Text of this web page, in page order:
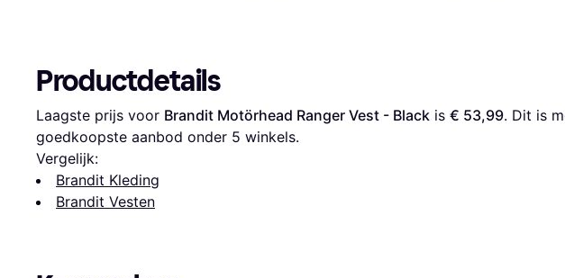
Productdetails
Laagste prijs voor Brandit Motörhead Ranger Vest - Black is € 53,99. Dit is
goedkoopste aanbod onder 5 winkels.
Vergelijk:
Brandit Kleding
Brandit Vesten